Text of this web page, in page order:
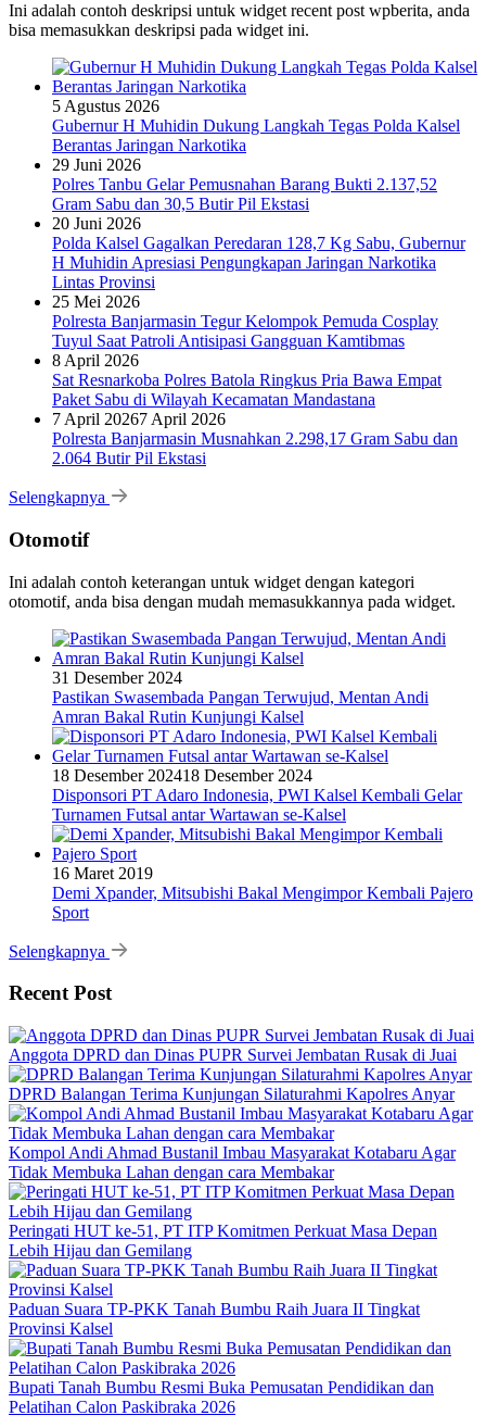
Ini adalah contoh deskripsi untuk widget recent post wpberita, anda
bisa memasukkan deskripsi pada widget ini.
5 Agustus 2026
Gubernur H Muhidin Dukung Langkah Tegas Polda Kalsel
Berantas Jaringan Narkotika
29 Juni 2026
Polres Tanbu Gelar Pemusnahan Barang Bukti 2.137,52
Gram Sabu dan 30,5 Butir Pil Ekstasi
20 Juni 2026
Polda Kalsel Gagalkan Peredaran 128,7 Kg Sabu, Gubernur
H Muhidin Apresiasi Pengungkapan Jaringan Narkotika
Lintas Provinsi
25 Mei 2026
Polresta Banjarmasin Tegur Kelompok Pemuda Cosplay
Tuyul Saat Patroli Antisipasi Gangguan Kamtibmas
8 April 2026
Sat Resnarkoba Polres Batola Ringkus Pria Bawa Empat
Paket Sabu di Wilayah Kecamatan Mandastana
7 April 20267 April 2026
Polresta Banjarmasin Musnahkan 2.298,17 Gram Sabu dan
2.064 Butir Pil Ekstasi
Selengkapnya
Otomotif
Ini adalah contoh keterangan untuk widget dengan kategori
otomotif, anda bisa dengan mudah memasukkannya pada widget.
31 Desember 2024
Pastikan Swasembada Pangan Terwujud, Mentan Andi
Amran Bakal Rutin Kunjungi Kalsel
18 Desember 202418 Desember 2024
Disponsori PT Adaro Indonesia, PWI Kalsel Kembali Gelar
Turnamen Futsal antar Wartawan se-Kalsel
16 Maret 2019
Demi Xpander, Mitsubishi Bakal Mengimpor Kembali Pajero
Sport
Selengkapnya
Recent Post
Anggota DPRD dan Dinas PUPR Survei Jembatan Rusak di Juai
DPRD Balangan Terima Kunjungan Silaturahmi Kapolres Anyar
Kompol Andi Ahmad Bustanil Imbau Masyarakat Kotabaru Agar
Tidak Membuka Lahan dengan cara Membakar
Peringati HUT ke-51, PT ITP Komitmen Perkuat Masa Depan
Lebih Hijau dan Gemilang
Paduan Suara TP-PKK Tanah Bumbu Raih Juara II Tingkat
Provinsi Kalsel
Bupati Tanah Bumbu Resmi Buka Pemusatan Pendidikan dan
Pelatihan Calon Paskibraka 2026